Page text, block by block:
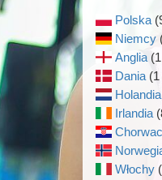
Polska
Niemcy
Anglia
Dania
Holandia
Irlandia
Włochy